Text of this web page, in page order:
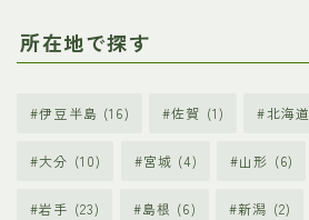
所在地で探す
伊豆半島 (16) 佐賀 (1) 北海道
大分 (10) 宮城 (4) 山形 (6)
岩手 (23) 島根 (6) 新潟 (2)